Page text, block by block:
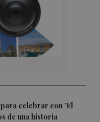
para celebrar con 'El
de una historia